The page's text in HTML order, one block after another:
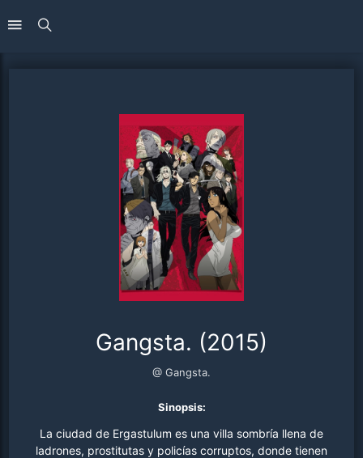
Gangsta. (2015)
@ Gangsta.
Sinopsis:
La ciudad de Ergastulum es una villa sombría llena de
ladrones, prostitutas y policías corruptos, donde tienen